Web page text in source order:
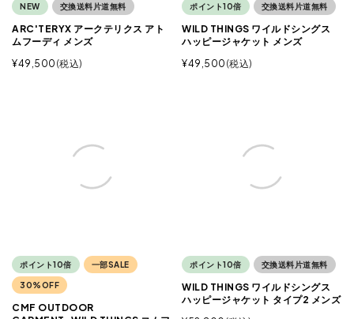
NEW 交換送料片道無料
ARC'TERYX アークテリクス アト
ムフーディ メンズ
¥49,500 税込
ポイント10倍 交換送料片道無料
WILD THINGS ワイルドシングス
ハッピージャケット メンズ
¥49,500 税込
ポイント10倍 一部SALE
30%OFF
CMF OUTDOOR
ポイント10倍 交換送料片道無料
WILD THINGS ワイルドシングス
ハッピージャケット タイプ2 メンズ